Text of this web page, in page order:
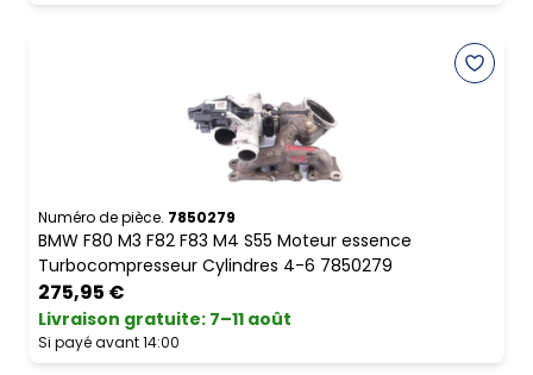
Numéro de pièce. 7850279
BMW F80 M3 F82 F83 M4 S55 Moteur essence
Turbocompresseur Cylindres 4-6 7850279
275,95 €
Livraison gratuite: 7–11 août
Si payé avant 14:00